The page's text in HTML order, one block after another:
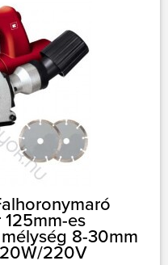
es
8-30mm
220V